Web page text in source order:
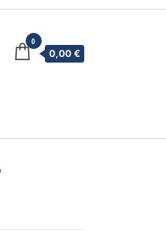
0
0,00 €